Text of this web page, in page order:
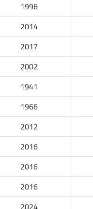
1996
2014
2017
2002
1941
1966
2012
2016
2016
2016
2024